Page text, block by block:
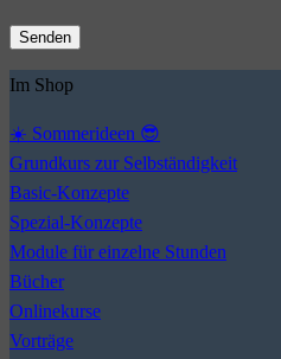
Im Shop
☀️ Sommerideen 😎
Grundkurs zur Selbständigkeit
Basic-Konzepte
Spezial-Konzepte
Module für einzelne Stunden
Bücher
Onlinekurse
Vorträge